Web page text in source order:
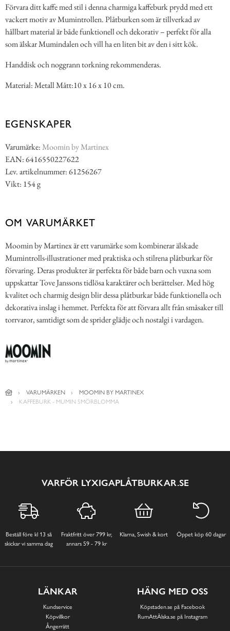
Förvara ditt kaffe med stil i denna charmiga kaffeburk prydd med ett
vackert motiv av Mumintrollen. Plåtburken som är tillverkad av
hållbart material är både funktionell och dekorativ – perfekt för alla
som älskar Mumindalen och vill ha en liten bit av den i sitt kök.
Handdisk och noggrann torkning rekommenderas.
Material: Metall Mått:10 x 16 x 10 cm.
EGENSKAPER
Varumärke:Moomin by Martinex
EAN: 6416550227622
Lev. artikelnummer: 61256267
Vikt: 154 g
OM VARUMÄRKET
Moomin by Martinex är ett varumärke som kombinerar älskade
Mumintrolls-illustrationer med praktiska och stilrena plåtburkar för
förvaring. Deras produkter är perfekta för både barn och vuxna som
uppskattar Tove Janssons tidlösa karaktärer och berättelser. Med hög
kvalitet och charmig design blir dessa plåtburkar både funktionella och
dekorativa inslag i hemmet. Perfekta för att förvara allt från småsaker till
torrvaror, samtidigt som de sprider glädje och nostalgi i vardagen.
VARUMÄRKEN
MOOMIN BY MARTINEX
KAFFEBURK - MUMIN SMÖRBLOMMA
VARFÖR LYXIGAPLÅTBURKAR.SE
Beställ före kl 13 så
skickar vi samma dag
Fraktfritt över 799 kr,
annars 59 - 79 kr
Klarna, Swish & kort Öppet köp 60 dagar
LÄNKAR
Kundservice
Köpvillkor
Ångerrätt
HÄNG MED OSS
Köpstaden.se på Facebook
RumAttÄlska.se på Instagram